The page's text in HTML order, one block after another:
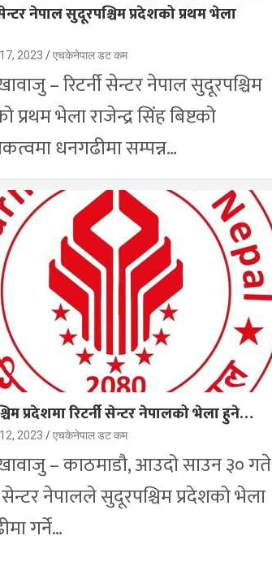
सेन्टर नेपाल सुदूरपश्चिम प्रदेशको प्रथम भेला
2023 एचकेनेपाल डट कम
– रिटर्नी सेन्टर नेपाल सुदूरपश्चिम
प्रथम भेला राजेन्द्र सिंह बिष्टको
धनगढीमा सम्पन्न…
प्रदेशमा रिटर्नी सेन्टर नेपालको भेला हुने…
2023 एचकेनेपाल डट कम
– काठमाडौ, आउदो साउन ३० गते
सेन्टर नेपालले सुदूरपश्चिम प्रदेशको भेला
गर्ने…